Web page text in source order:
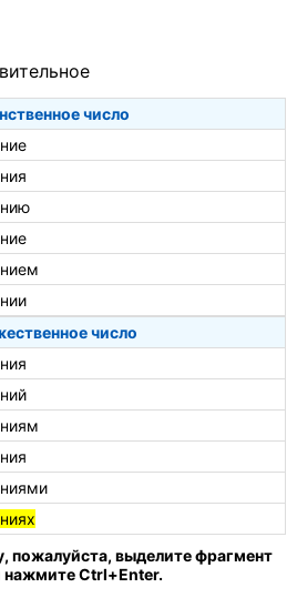
число
число
пожалуйста, выделите фрагмент
нажмите Ctrl+Enter.